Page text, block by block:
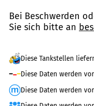
Bei Beschwerden
Sie sich bitte an
Diese Tankstellen
Diese Daten werden
Diese Daten werden